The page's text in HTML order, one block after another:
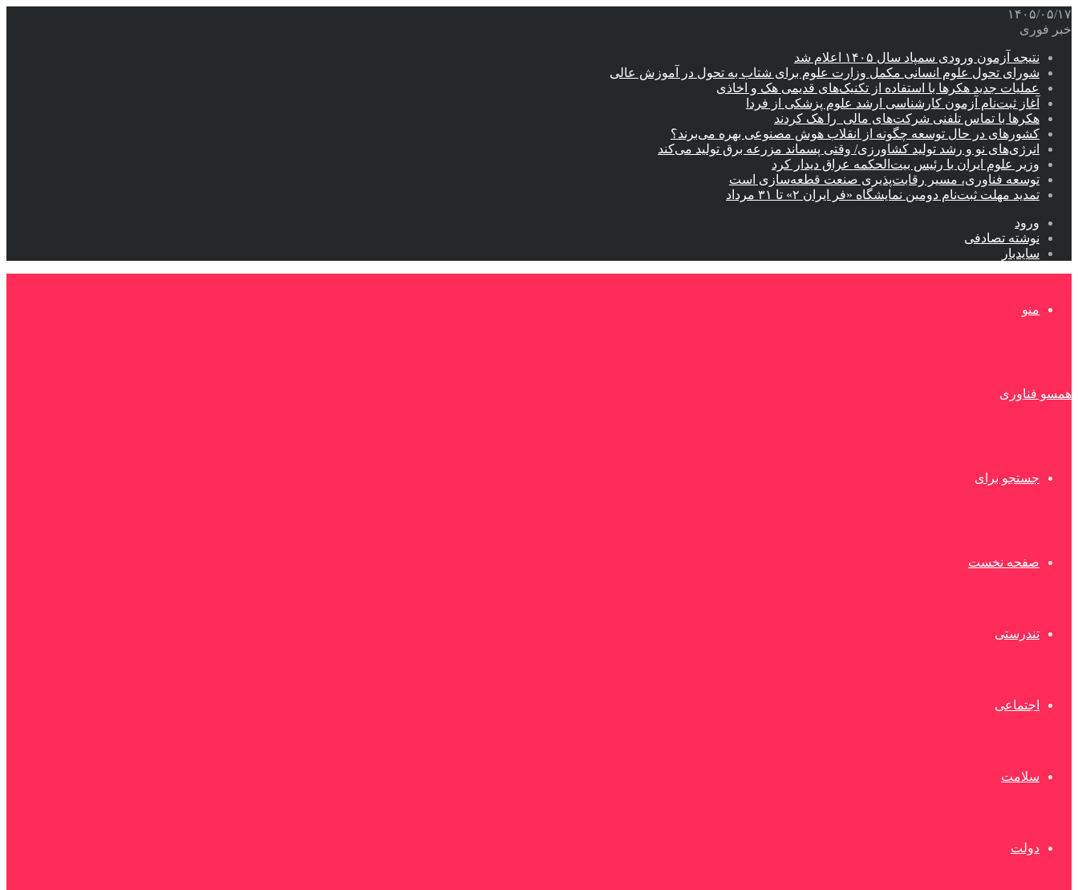
۱۴۰۵/۰۵/۱۷
خبر فوری
نتیجه آزمون ورودی سمپاد سال ۱۴۰۵ اعلام شد
شورای تحول علوم انسانی مکمل وزارت علوم برای شتاب به تحول در آموزش عالی
عملیات جدید هکرها با استفاده از تکنیک‌های قدیمی هک و اخاذی
آغاز ثبت‌نام‌ آزمون کارشناسی ارشد علوم پزشکی از فردا
هکرها با تماس تلفنی شرکت‌های مالی را هک کردند
کشورهای در حال توسعه چگونه از انقلاب هوش مصنوعی بهره می‌برند؟
انرژی‌های نو و رشد تولید کشاورزی/ وقتی پسماند مزرعه‌ برق تولید می‌کند
وزیر علوم ایران با رئیس بیت‌الحکمه عراق دیدار کرد
توسعه فناوری، مسیر رقابت‌پذیری صنعت قطعه‌سازی است
تمدید مهلت ثبت‌نام دومین نمایشگاه «فر ایران ۲» تا ۳۱ مرداد
ورود
نوشته تصادفی
سایدبار
منو
همسو فناوری
جستجو برای
صفحه نخست
تندرستی
اجتماعی
سلامت
دولت